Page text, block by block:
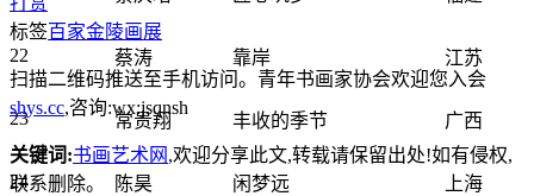
22 蔡涛 靠岸 江苏
23 常贵翔 丰收的季节 广西
24 陈昊 闲梦远 上海
标签百家金陵画展
扫描二维码推送至手机访问。青年书画家协会欢迎您入会
shys.cc,咨询:wx:jsqnsh
关键词:书画艺术网 ,欢迎分享此文,转载请保留出处!如有侵权,
联系删除。